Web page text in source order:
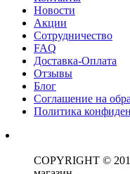
Новости
Акции
Сотрудничество
FAQ
Доставка-Оплата
Отзывы
Блог
Соглашение на
Политика
COPYRIGHT ©